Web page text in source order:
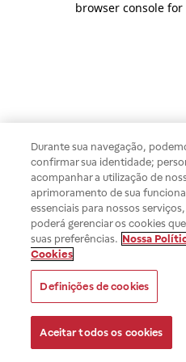
browser console
Durante sua navegação,
confirmar sua identidade;
acompanhar a utilização de
aprimoramento de sua
essenciais para nossos
poderá gerenciar os cookies
suas preferências. Nossa
Cookies
Definições de cookies
Aceitar todos os cookies